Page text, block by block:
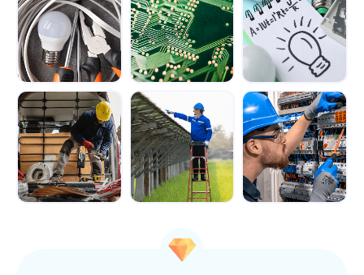
Module 1 - Les
bases de
l'électricité
Explorer le
circuit
électriqu...
Module 3 -
Manipuler les
principales for...
fonctionnement...